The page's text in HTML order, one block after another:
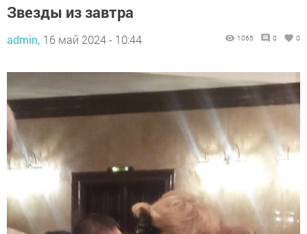
Звезды из завтра
admin, 16 май 2024 - 10:44 1065 0 0